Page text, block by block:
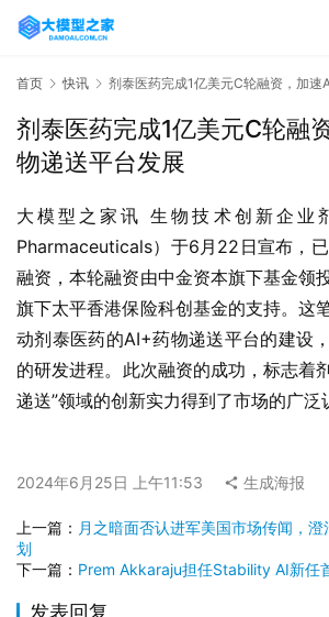
首页 快讯 剂泰医药完成1亿美元C轮融资，加速
剂泰医药完成1亿美元C轮融
物递送平台发展
大模型之家讯 生物技术创新企业
Pharmaceuticals）于6月22日宣布，
融资，本轮融资由中金资本旗下基金领
旗下太平香港保险科创基金的支持。这
动剂泰医药的AI+药物递送平台的建设
的研发进程。此次融资的成功，标志着
递送”领域的创新实力得到了市场的广泛
2024年6月25日 上午11:53 生成海报
上一篇： 月之暗面否认进军美国市场传闻，
划
下一篇： Prem Akkaraju担任Stability AI新任
发表回复